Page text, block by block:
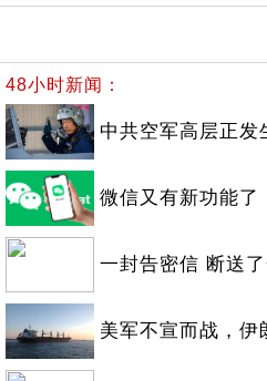
48小时新闻：
中共空军高层正发
微信又有新功能了
一封告密信 断送
美军不宣而战，伊